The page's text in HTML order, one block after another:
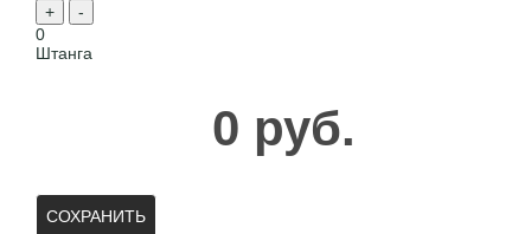
+
-
0
Штанга
0 руб.
СОХРАНИТЬ